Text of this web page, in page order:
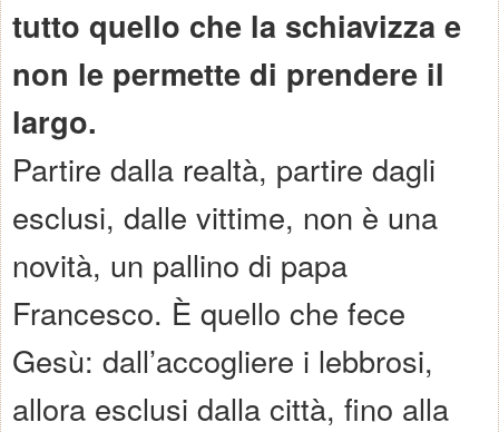
tutto quello che la schiavizza e
non le permette di prendere il
largo.
Partire dalla realtà, partire dagli
esclusi, dalle vittime, non è una
novità, un pallino di papa
Francesco. È quello che fece
Gesù: dall’accogliere i lebbrosi,
allora esclusi dalla città, fino alla